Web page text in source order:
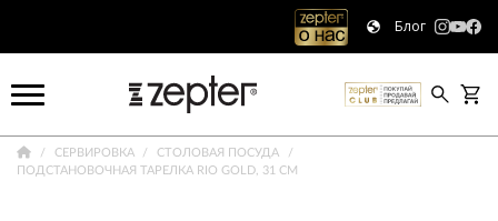
Блог
СЕРВИРОВКА
СТОЛОВАЯ ПОСУДА
ПОДСТАНОВОЧНАЯ ТАРЕЛКА RIO GOLD, 31 СМ